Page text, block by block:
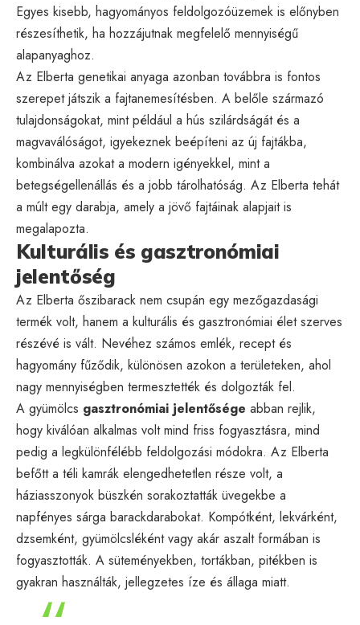
Egyes kisebb, hagyományos feldolgozóüzemek is előnyben
részesíthetik, ha hozzájutnak megfelelő mennyiségű
alapanyaghoz.
Az Elberta genetikai anyaga azonban továbbra is fontos
szerepet játszik a fajtanemesítésben. A belőle származó
tulajdonságokat, mint például a hús szilárdságát és a
magvaválóságot, igyekeznek beépíteni az új fajtákba,
kombinálva azokat a modern igényekkel, mint a
betegségellenállás és a jobb tárolhatóság. Az Elberta tehát
a múlt egy darabja, amely a jövő fajtáinak alapjait is
megalapozta.
Kulturális és gasztronómiai
jelentőség
Az Elberta őszibarack nem csupán egy mezőgazdasági
termék volt, hanem a kulturális és gasztronómiai élet szerves
részévé is vált. Nevéhez számos emlék, recept és
hagyomány fűződik, különösen azokon a területeken, ahol
nagy mennyiségben termesztették és dolgozták fel.
A gyümölcs gasztronómiai jelentősége abban rejlik,
hogy kiválóan alkalmas volt mind friss fogyasztásra, mind
pedig a legkülönfélébb feldolgozási módokra. Az Elberta
befőtt a téli kamrák elengedhetetlen része volt, a
háziasszonyok büszkén sorakoztatták üvegekbe a
napfényes sárga barackdarabokat. Kompótként, lekvárként,
dzsemként, gyümölcsléként vagy akár aszalt formában is
fogyasztották. A süteményekben, tortákban, pitékben is
gyakran használták, jellegzetes íze és állaga miatt.